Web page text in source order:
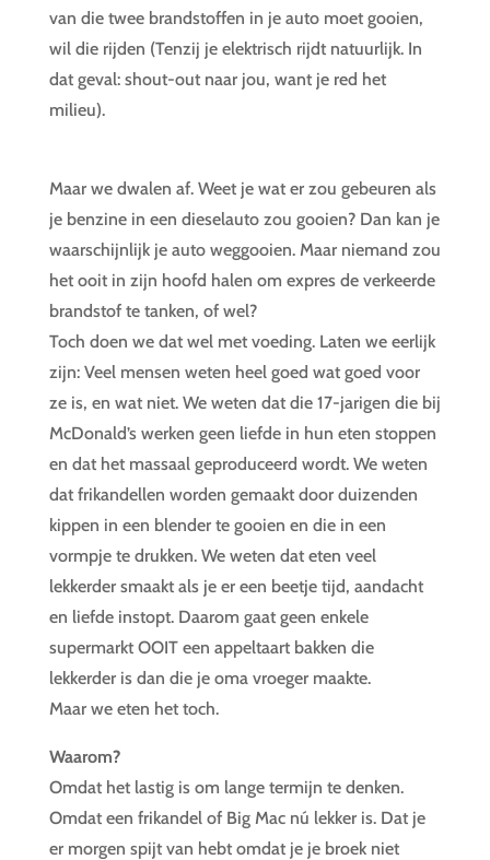
van die twee brandstoffen in je auto moet gooien,
wil die rijden (Tenzij je elektrisch rijdt natuurlijk. In
dat geval: shout-out naar jou, want je red het
milieu).
Maar we dwalen af. Weet je wat er zou gebeuren als
je benzine in een dieselauto zou gooien? Dan kan je
waarschijnlijk je auto weggooien. Maar niemand zou
het ooit in zijn hoofd halen om expres de verkeerde
brandstof te tanken, of wel?
Toch doen we dat wel met voeding. Laten we eerlijk
zijn: Veel mensen weten heel goed wat goed voor
ze is, en wat niet. We weten dat die 17-jarigen die bij
McDonald’s werken geen liefde in hun eten stoppen
en dat het massaal geproduceerd wordt. We weten
dat frikandellen worden gemaakt door duizenden
kippen in een blender te gooien en die in een
vormpje te drukken. We weten dat eten veel
lekkerder smaakt als je er een beetje tijd, aandacht
en liefde instopt. Daarom gaat geen enkele
supermarkt OOIT een appeltaart bakken die
lekkerder is dan die je oma vroeger maakte.
Maar we eten het toch.
Waarom?
Omdat het lastig is om lange termijn te denken.
Omdat een frikandel of Big Mac nú lekker is. Dat je
er morgen spijt van hebt omdat je je broek niet